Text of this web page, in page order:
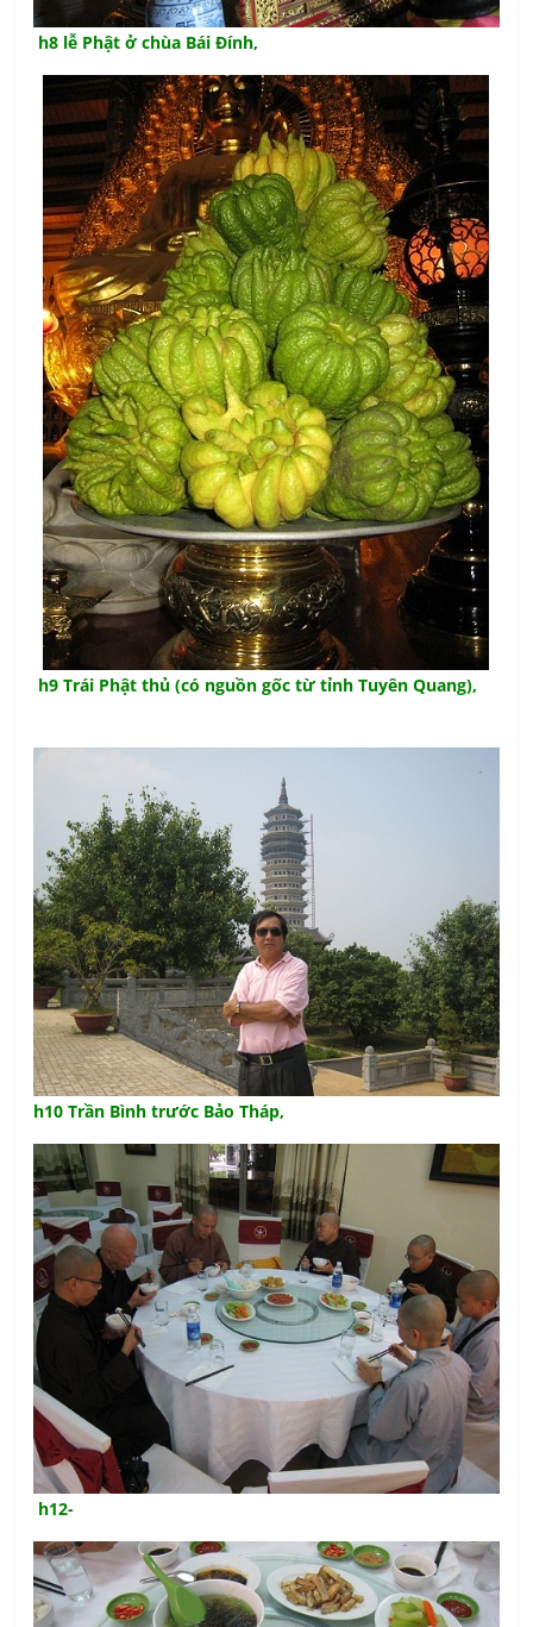
h8 lễ Phật ở chùa Bái Đính,
h9 Trái Phật thủ (có nguồn gốc từ tỉnh Tuyên Quang),
h10 Trần Bình trước Bảo Tháp,
h12-